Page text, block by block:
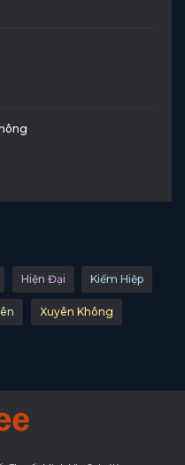
Hiện Đại Kiếm Hiệp
Xuyên Không